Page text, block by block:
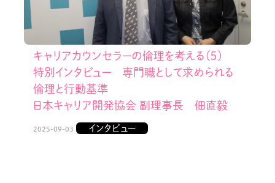
キャリアカウンセラーの倫理を考える（５）
特別インタビュー 専門職として求められる
倫理と行動基準
日本キャリア開発協会 副理事長 佃直毅
2025-09-03 インタビュー